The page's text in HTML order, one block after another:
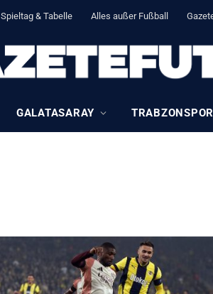
Spieltag & Tabelle Alles außer Fußball
GALATASARAY TRABZONSPOR